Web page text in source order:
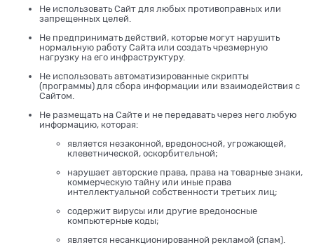
Не использовать Сайт для любых противоправных или
запрещенных целей.
Не предпринимать действий, которые могут нарушить
нормальную работу Сайта или создать чрезмерную
нагрузку на его инфраструктуру.
Не использовать автоматизированные скрипты
(программы) для сбора информации или взаимодействия с
Сайтом.
Не размещать на Сайте и не передавать через него любую
информацию, которая:
является незаконной, вредоносной, угрожающей,
клеветнической, оскорбительной;
нарушает авторские права, права на товарные знаки,
коммерческую тайну или иные права
интеллектуальной собственности третьих лиц;
содержит вирусы или другие вредоносные
компьютерные коды;
является несанкционированной рекламой (спам).